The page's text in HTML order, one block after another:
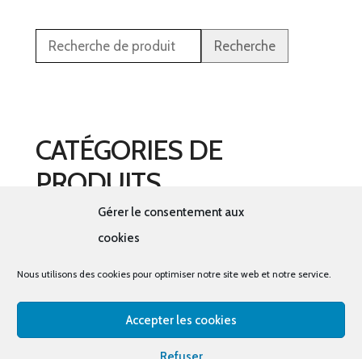
Gérer le consentement aux
cookies
Nous utilisons des cookies pour optimiser notre site web et notre service.
Accepter les cookies
Recherche
CATÉGORIES DE
PRODUITS
Sélectionner une catégorie
© tous droits réservés - La cabine à costumes x Bout